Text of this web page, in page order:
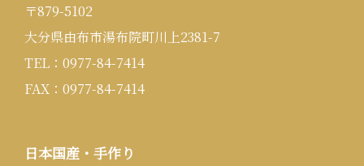
〒879-5102
大分県由布市湯布院町川上2381-7
TEL：0977-84-7414
FAX：0977-84-7414
日本国産・手作り